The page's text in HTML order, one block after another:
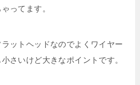
ってます。
ットヘッドなのでよくワイヤー
さいけど大きなポイントです。